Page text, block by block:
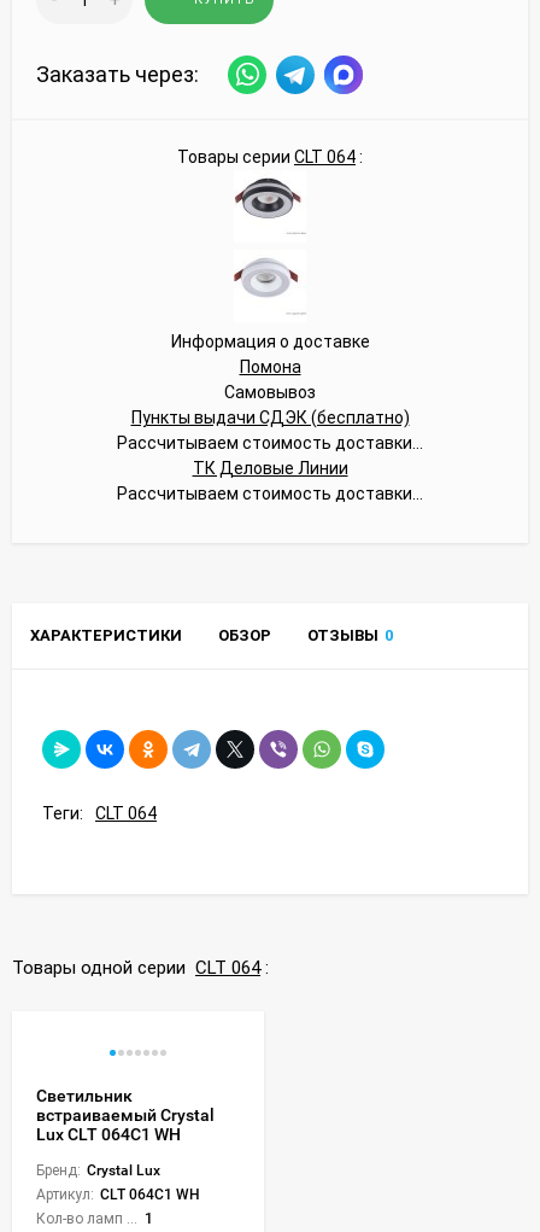
Заказать через:
Товары серии CLT 064:
Информация о доставке
Помона
Самовывоз
Пункты выдачи СДЭК (бесплатно)
Рассчитываем стоимость доставки...
ТК Деловые Линии
Рассчитываем стоимость доставки...
ХАРАКТЕРИСТИКИ ОБЗОР ОТЗЫВЫ 0
Теги: CLT 064
Товары одной серии CLT 064:
Светильник
встраиваемый Crystal
Lux CLT 064C1 WH
Бренд: Crystal Lux
Артикул: CLT 064C1 WH
1